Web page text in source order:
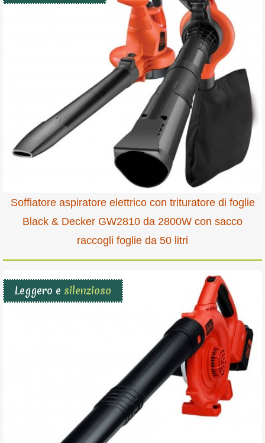
Soffiatore aspiratore elettrico con trituratore di foglie
Black & Decker GW2810 da 2800W con sacco
raccogli foglie da 50 litri
Leggero e silenzioso